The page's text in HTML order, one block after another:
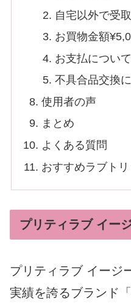
自宅以外で受
お買物金額
お支払について
不具合品交換
使用者の声
まとめ
よくある質問
おすすめラブト
プリティラブ イー
プリティラブ イージ
実績を誇るブランド